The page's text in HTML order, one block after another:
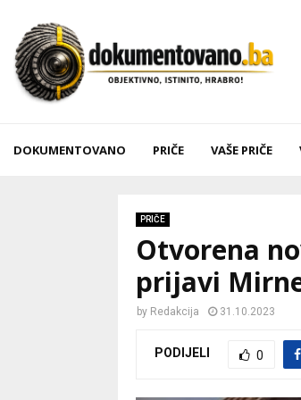
DOKUMENTOVANO PRIČE VAŠE PRIČE
PRIČE
Otvorena
prijavi
by Redakcija 31.10.2023
PODIJELI 0